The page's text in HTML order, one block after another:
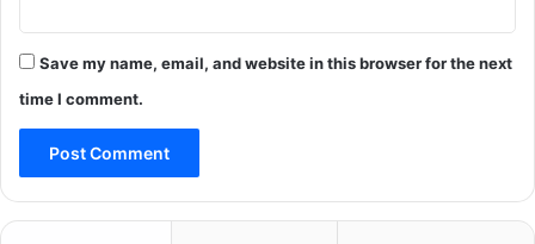
Save my name, email, and website in this browser for the next
time I comment.